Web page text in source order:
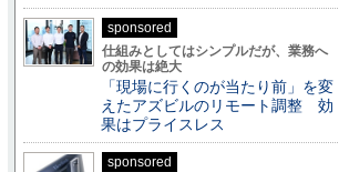
sponsored
仕組みとしてはシンプルだが、業務へ
の効果は絶大
「現場に行くのが当たり前」を変
えたアズビルのリモート調整 効
果はプライスレス
sponsored